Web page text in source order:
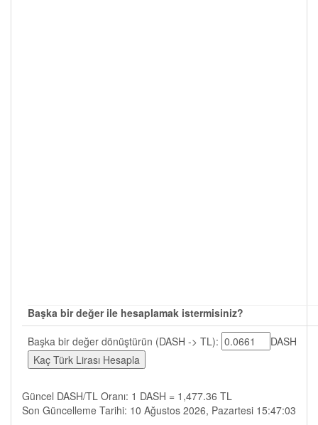
Başka bir değer ile hesaplamak istermisiniz?
Başka bir değer dönüştürün (DASH -> TL):
DASH
Güncel DASH/TL Oranı: 1 DASH = 1,477.36 TL
Son Güncelleme Tarihi: 10 Ağustos 2026, Pazartesi 15:47:03